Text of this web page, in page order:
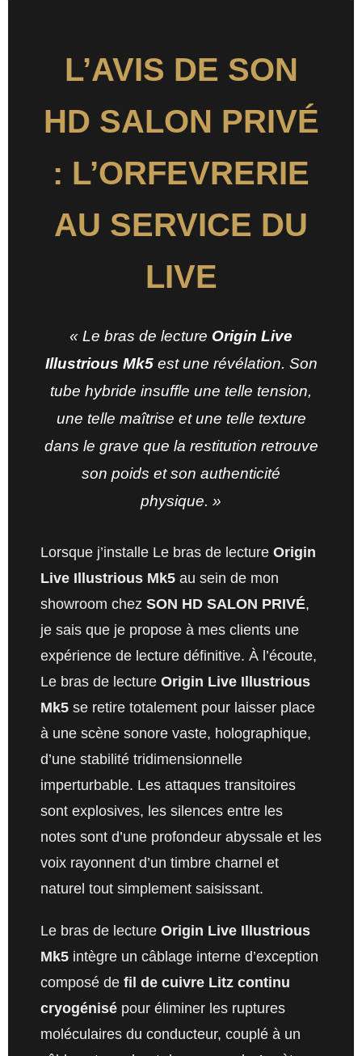
L’AVIS DE SON
HD SALON PRIVÉ
: L’ORFEVRERIE
AU SERVICE DU
LIVE
« Le bras de lecture Origin Live
Illustrious Mk5 est une révélation. Son
tube hybride insuffle une telle tension,
une telle maîtrise et une telle texture
dans le grave que la restitution retrouve
son poids et son authenticité
physique. »
Lorsque j’installe Le bras de lecture Origin
Live Illustrious Mk5 au sein de mon
showroom chez SON HD SALON PRIVÉ,
je sais que je propose à mes clients une
expérience de lecture définitive. À l’écoute,
Le bras de lecture Origin Live Illustrious
Mk5 se retire totalement pour laisser place
à une scène sonore vaste, holographique,
d’une stabilité tridimensionnelle
imperturbable. Les attaques transitoires
sont explosives, les silences entre les
notes sont d’une profondeur abyssale et les
voix rayonnent d’un timbre charnel et
naturel tout simplement saisissant.
Le bras de lecture Origin Live Illustrious
Mk5 intègre un câblage interne d’exception
composé de fil de cuivre Litz continu
cryogénisé pour éliminer les ruptures
moléculaires du conducteur, couplé à un